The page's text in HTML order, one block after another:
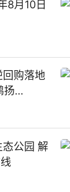
8月10日
购落地
扬
态公园 解